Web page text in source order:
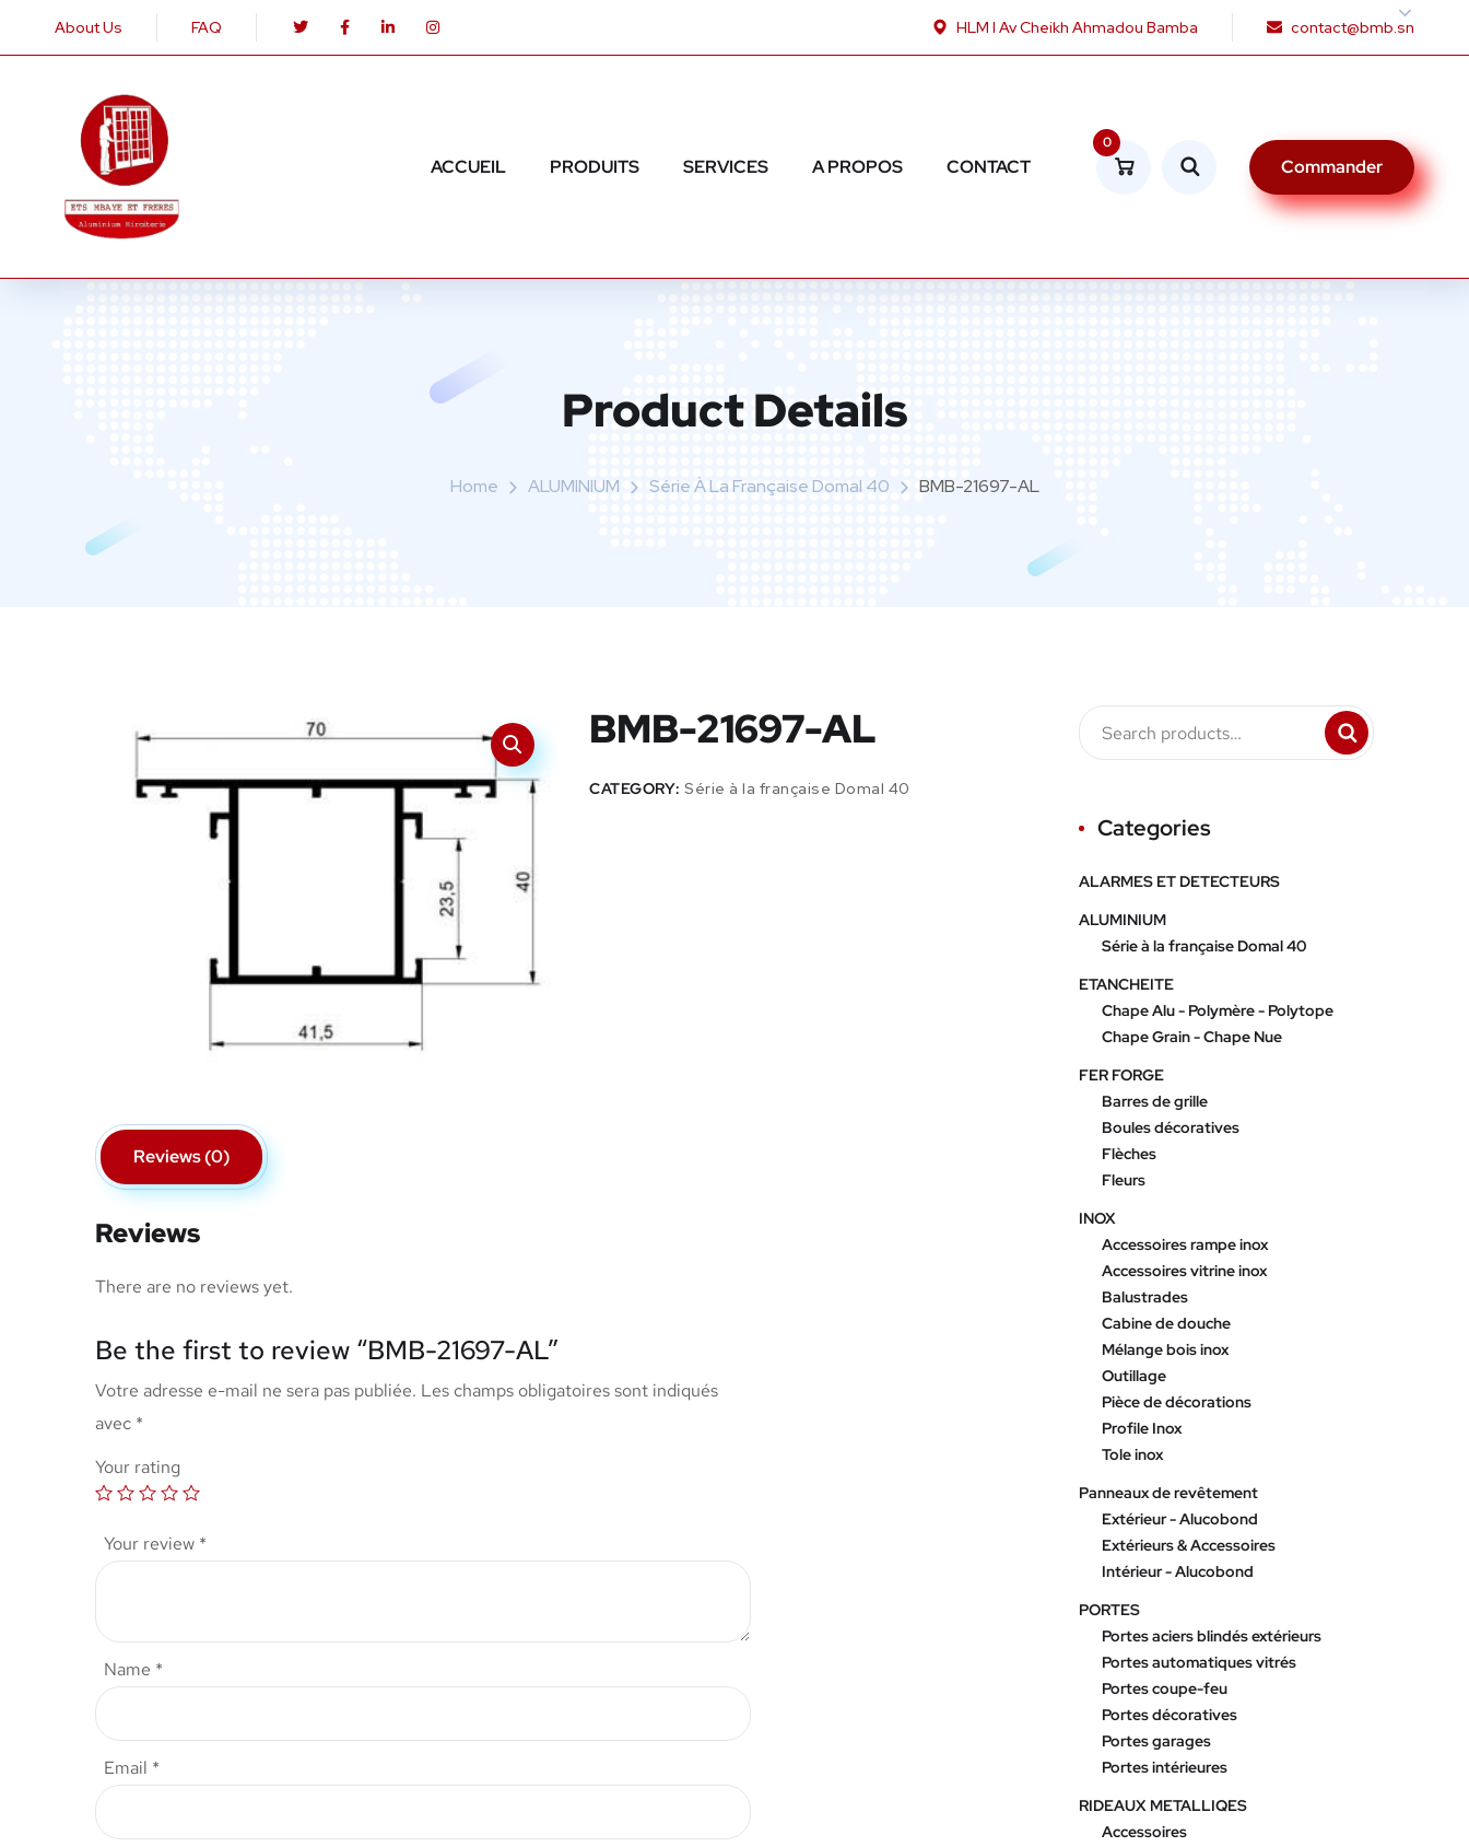
About Us FAQ HLM I Av Cheikh Ahmadou Bamba contact@bmb.sn
ACCUEIL PRODUITS SERVICES A PROPOS CONTACT
0
Commander
Product Details
Home ALUMINIUM Série À La Française Domal 40 BMB-21697-AL
BMB-21697-AL
CATEGORY:Série à la française Domal 40
Reviews (0)
Reviews
There are no reviews yet.
Be the first to review “BMB-21697-AL”
Votre adresse e-mail ne sera pas publiée. Les champs obligatoires sont indiqués
avec *
Your rating
Your review *
Name *
Email *
Categories
ALARMES ET DETECTEURS
ALUMINIUM
Série à la française Domal 40
ETANCHEITE
Chape Alu - Polymère - Polytope
Chape Grain - Chape Nue
FER FORGE
Barres de grille
Boules décoratives
Flèches
Fleurs
INOX
Accessoires rampe inox
Accessoires vitrine inox
Balustrades
Cabine de douche
Mélange bois inox
Outillage
Pièce de décorations
Profile Inox
Tole inox
Panneaux de revêtement
Extérieur - Alucobond
Extérieurs & Accessoires
Intérieur - Alucobond
PORTES
Portes aciers blindés extérieurs
Portes automatiques vitrés
Portes coupe-feu
Portes décoratives
Portes garages
Portes intérieures
RIDEAUX METALLIQES
Accessoires